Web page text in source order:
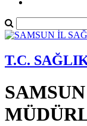
T.C.